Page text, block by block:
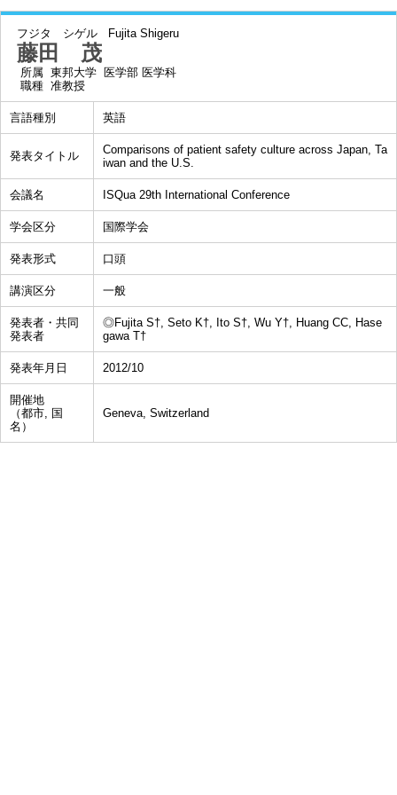
フジタ シゲル Fujita Shigeru
藤田 茂
所属 東邦大学 医学部 医学科
職種 准教授
言語種別 英語
発表タイトル
Comparisons of patient safety culture across Japan, Ta
iwan and the U.S.
会議名 ISQua 29th International Conference
学会区分 国際学会
発表形式 口頭
講演区分 一般
発表者・共同
発表者
◎Fujita S†, Seto K†, Ito S†, Wu Y†, Huang CC, Hase
gawa T†
発表年月日 2012/10
開催地
（都市, 国
名）
Geneva, Switzerland